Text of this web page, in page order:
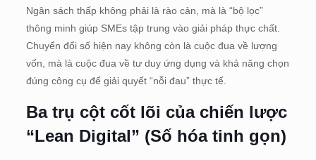
Ngân sách thấp không phải là rào cản, mà là “bộ lọc”
thông minh giúp SMEs tập trung vào giải pháp thực chất.
Chuyển đổi số hiện nay không còn là cuộc đua về lượng
vốn, mà là cuộc đua về tư duy ứng dụng và khả năng chọn
đúng công cụ để giải quyết “nỗi đau” thực tế.
Ba trụ cột cốt lõi của chiến lược
“Lean Digital” (Số hóa tinh gọn)